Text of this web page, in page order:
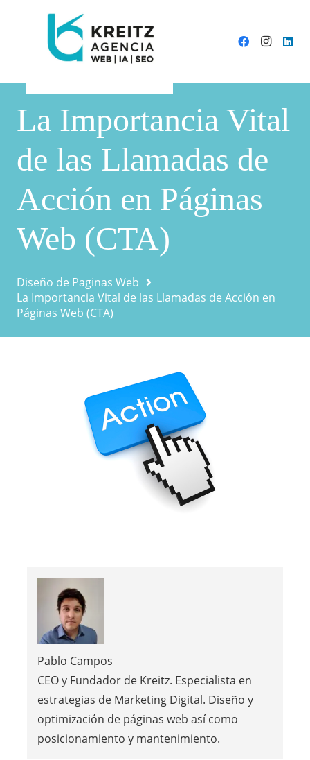
La Importancia Vital
de las Llamadas de
Acción en Páginas
Web (CTA)
Diseño de Paginas Web
La Importancia Vital de las Llamadas de Acción en
Páginas Web (CTA)
Pablo Campos
CEO y Fundador de Kreitz. Especialista en
estrategias de Marketing Digital. Diseño y
optimización de páginas web así como
posicionamiento y mantenimiento.